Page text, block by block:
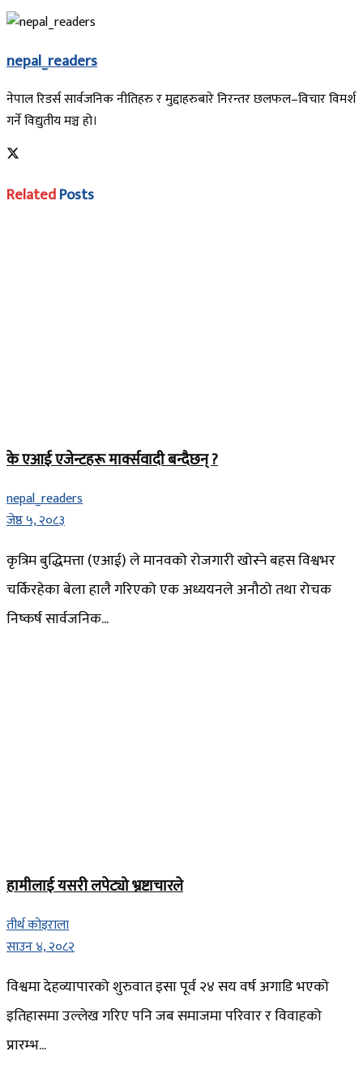
nepal_readers
नेपाल रिडर्स सार्वजनिक नीतिहरु र मुद्दाहरुबारे निरन्तर छलफल–विचार विमर्श
गर्ने विद्युतीय मञ्च हो।
RelatedPosts
के एआई एजेन्टहरू मार्क्सवादी बन्दैछन् ?
nepal_readers
जेष्ठ ५, २०८३
कृत्रिम बुद्धिमत्ता (एआई) ले मानवको रोजगारी खोस्ने बहस विश्वभर
चर्किरहेका बेला हालै गरिएको एक अध्ययनले अनौठो तथा रोचक
निष्कर्ष सार्वजनिक...
हामीलाई यसरी लपेट्यो भ्रष्टाचारले
तीर्थ कोइराला
साउन ४, २०८२
विश्वमा देहव्यापारको शुरुवात इसा पूर्व २४ सय वर्ष अगाडि भएको
इतिहासमा उल्लेख गरिए पनि जब समाजमा परिवार र विवाहको
प्रारम्भ...